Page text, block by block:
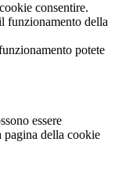
consentire.
funzionamento della
potete
essere
pagina della cookie